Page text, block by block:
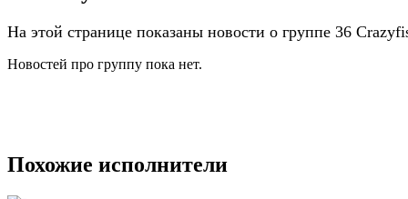
На этой странице показаны новости о группе 36
Новостей про группу пока нет.
Похожие исполнители